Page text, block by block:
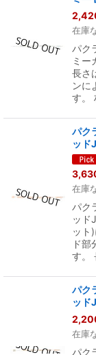
在庫
パク
ミー
長さ
ンに
す。
パク
ッドJ
在庫
パク
ッド
ット
ド
す。
パク
ッドJ
在庫
パク